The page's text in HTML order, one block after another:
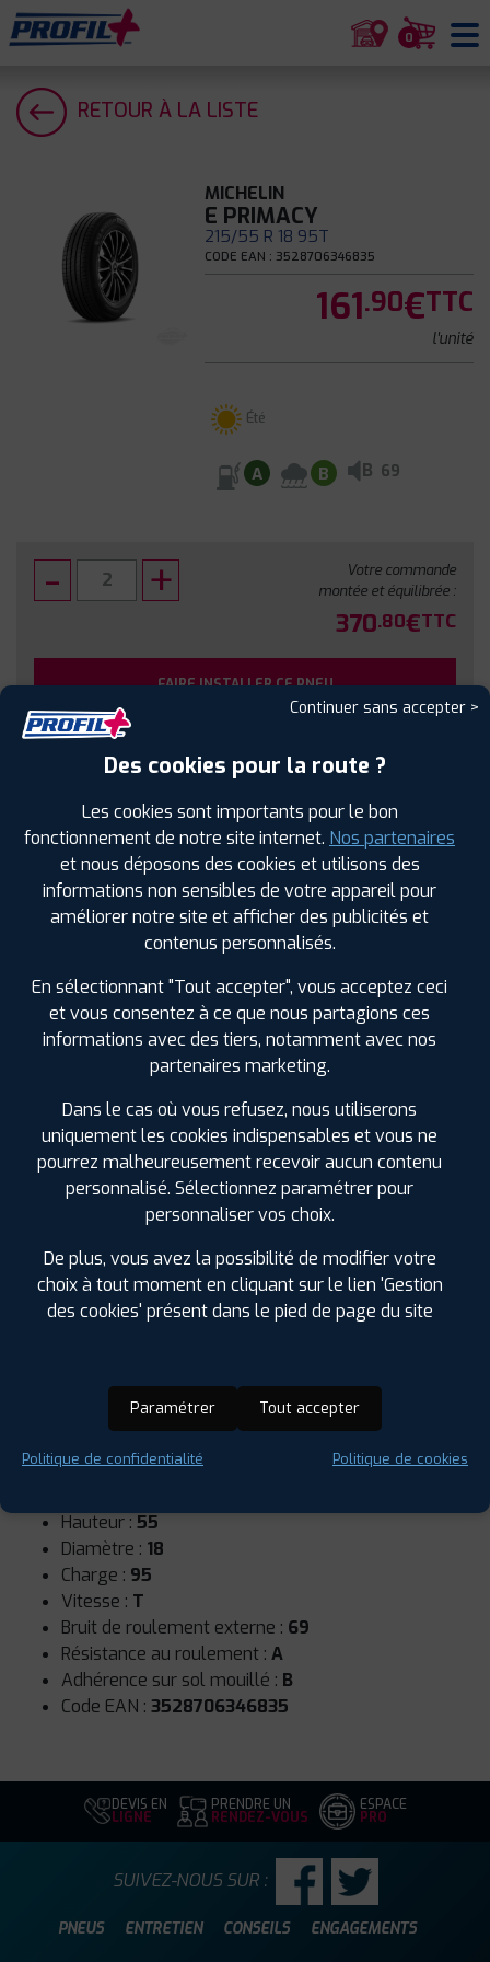
0
RETOUR À LA LISTE
MICHELIN
E PRIMACY
215/55 R 18 95T
CODE EAN : 3528706346835
161.90€TTC
l'unité
Été
A B B 69
Votre commande
montée et équilibrée :
370.80€TTC
FAIRE INSTALLER CE PNEU
Sous réserve de disponibilité en agence
SPÉCIFICATIONS AVIS CLIENTS ÉTIQUETAGE
Étiquetage
Runflat :Non
Hauteur : 55
Diamètre : 18
Charge : 95
Vitesse : T
Bruit de roulement externe : 69
Résistance au roulement : A
Adhérence sur sol mouillé : B
Code EAN : 3528706346835
DEVIS EN
LIGNE
PRENDRE UN
RENDEZ-VOUS
ESPACE
PRO
PNEUS ENTRETIEN CONSEILS ENGAGEMENTS
SUIVEZ-NOUS SUR :
Continuer sans accepter >
Des cookies pour la route ?
Les cookies sont importants pour le bon
fonctionnement de notre site internet. Nos partenaires
et nous déposons des cookies et utilisons des
informations non sensibles de votre appareil pour
améliorer notre site et afficher des publicités et
contenus personnalisés.
En sélectionnant "Tout accepter", vous acceptez ceci
et vous consentez à ce que nous partagions ces
informations avec des tiers, notamment avec nos
partenaires marketing.
Dans le cas où vous refusez, nous utiliserons
uniquement les cookies indispensables et vous ne
pourrez malheureusement recevoir aucun contenu
personnalisé. Sélectionnez paramétrer pour
personnaliser vos choix.
De plus, vous avez la possibilité de modifier votre
choix à tout moment en cliquant sur le lien 'Gestion
des cookies' présent dans le pied de page du site
Paramétrer Tout accepter
Politique de confidentialité Politique de cookies